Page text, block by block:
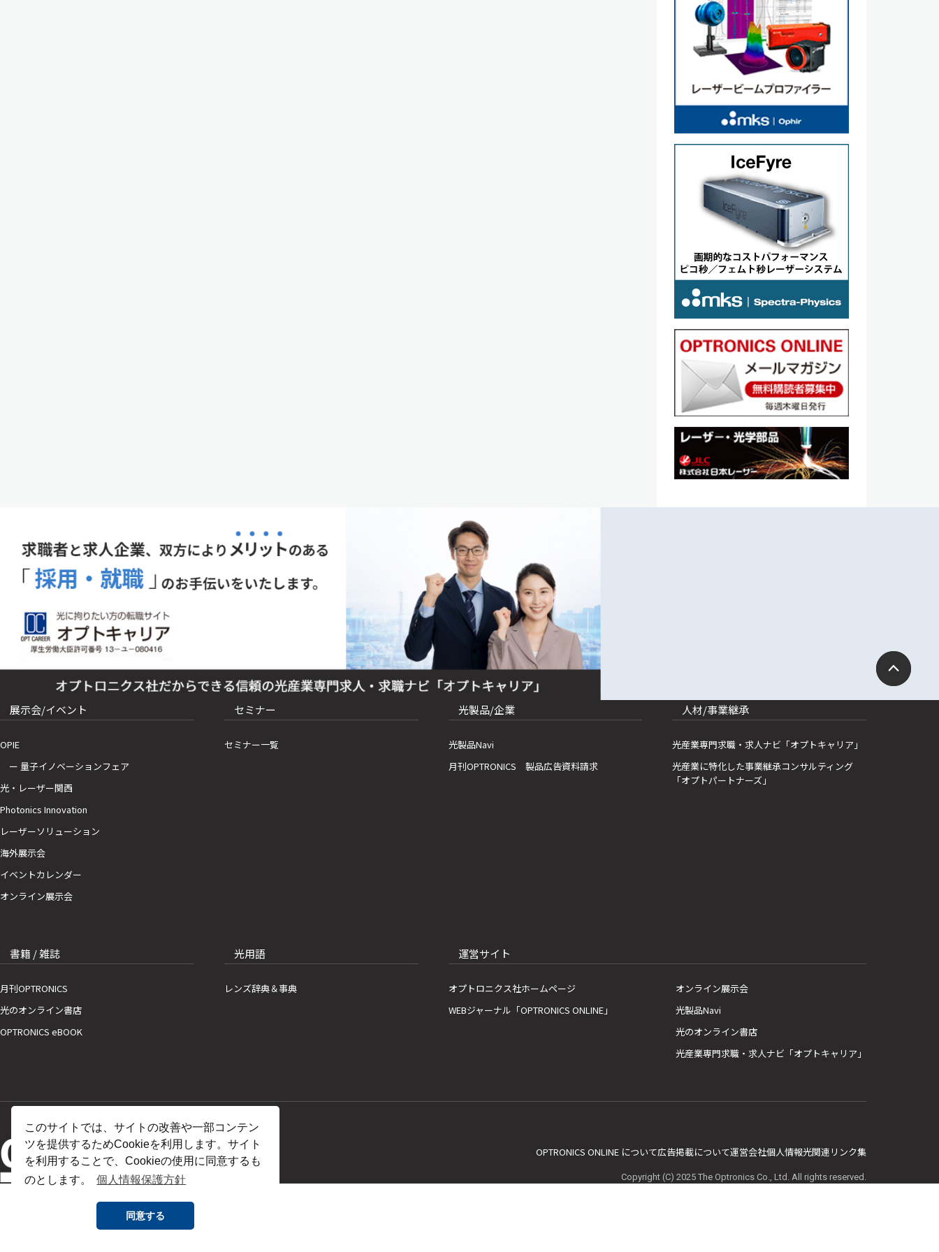
このサイトでは、サイトの改善や一部コンテン
ツを提供するためCookieを利用します。サイト
を利用することで、Cookieの使用に同意するも
のとします。
個人情報保護方針
同意する
展示会/イベント
OPIE
ー 量子イノベーションフェア
光・レーザー関西
Photonics Innovation
レーザーソリューション
海外展示会
イベントカレンダー
オンライン展示会
セミナー
セミナー一覧
光製品/企業
光製品Navi
月刊OPTRONICS 製品広告資料請求
人材/事業継承
光産業専門求職・求人ナビ「オプトキャリア」
光産業に特化した事業継承コンサルティング
「オプトパートナーズ」
書籍 / 雑誌
月刊OPTRONICS
光のオンライン書店
OPTRONICS eBOOK
光用語
レンズ辞典＆事典
運営サイト
オプトロニクス社ホームページ
WEBジャーナル「OPTRONICS ONLINE」
オンライン展示会
光製品Navi
光のオンライン書店
光産業専門求職・求人ナビ「オプトキャリア」
OPTRONICS ONLINE について広告掲載について運営会社個人情報光関連リンク集
Copyright (C) 2025 The Optronics Co., Ltd. All rights reserved.